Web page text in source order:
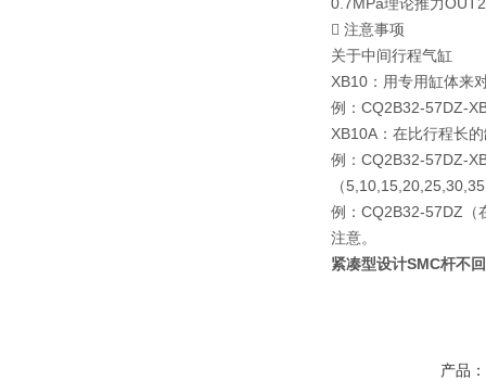
 注意事项
关于中间行程气缸
XB10：用专用缸体来
例：CQ2B32-57DZ-
XB10A：在比行程长
例：CQ2B32-57DZ-
（
例：CQ2B32-57DZ（
注意。
紧凑型设计SMC杆不
产品：